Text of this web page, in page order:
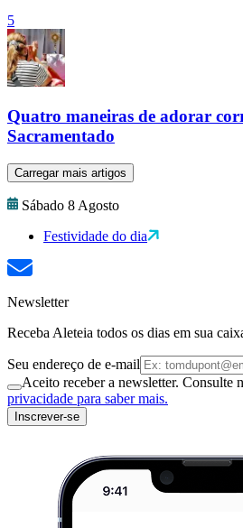
5
Quatro maneiras de adorar
Sacramentado
Carregar mais artigos
Sábado 8 Agosto
Festividade do dia
Newsletter
Receba Aleteia todos os dias em sua
Seu endereço de e-mail
Aceito receber a newsletter. Consulte
privacidade para saber mais.
Inscrever-se